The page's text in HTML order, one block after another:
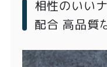
相性のいい
配合 高品質